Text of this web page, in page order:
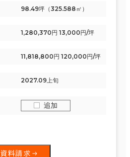
98.49坪（325.588㎡）
1,280,370円 13,000円/坪
11,818,800円 120,000円/坪
2027.09上旬
追加
資料請求